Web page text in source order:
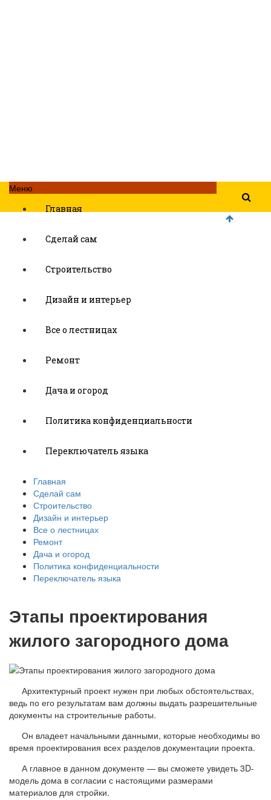
Меню
Главная
Сделай сам
Строительство
Дизайн и интерьер
Все о лестницах
Ремонт
Дача и огород
Политика конфиденциальности
Переключатель языка
Главная
Сделай сам
Строительство
Дизайн и интерьер
Все о лестницах
Ремонт
Дача и огород
Политика конфиденциальности
Переключатель языка
Этапы проектирования
жилого загородного дома
Архитектурный проект нужен при любых обстоятельствах,
ведь по его результатам вам должны выдать разрешительные
документы на строительные работы.
Он владеет начальными данными, которые необходимы во
время проектирования всех разделов документации проекта.
А главное в данном документе — вы сможете увидеть 3D-
модель дома в согласии с настоящими размерами
материалов для стройки.